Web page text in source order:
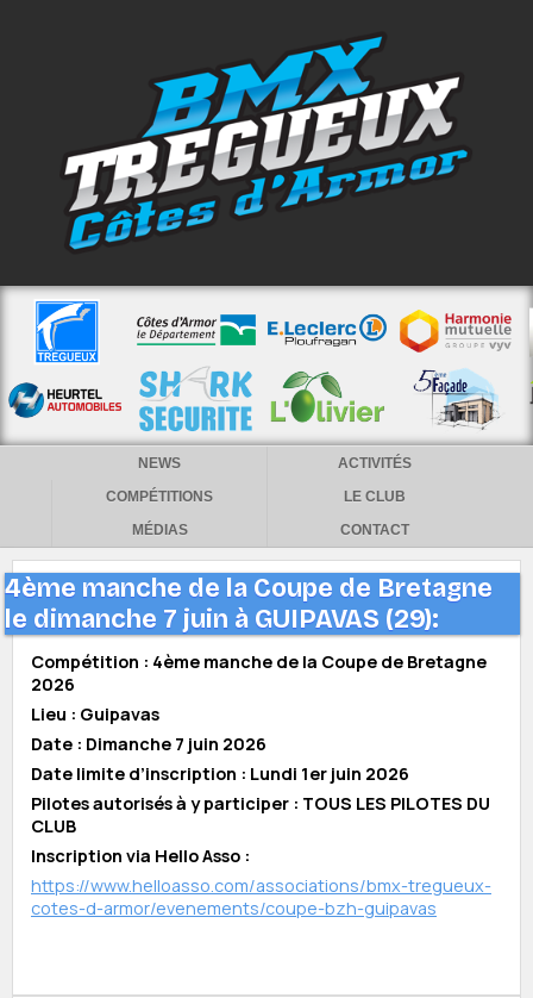
NEWS
ACTIVITÉS
COMPÉTITIONS
LE CLUB
MÉDIAS
CONTACT
4ème manche de la Coupe de Bretagne
le dimanche 7 juin à GUIPAVAS (29):
Compétition : 4ème manche de la Coupe de Bretagne
2026
Lieu : Guipavas
Date : Dimanche 7 juin 2026
Date limite d’inscription : Lundi 1er juin 2026
Pilotes autorisés à y participer : TOUS LES PILOTES DU
CLUB
Inscription via Hello Asso :
https://www.helloasso.com/associations/bmx-tregueux-
cotes-d-armor/evenements/coupe-bzh-guipavas